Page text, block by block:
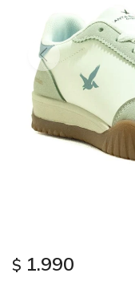
$ 1.990